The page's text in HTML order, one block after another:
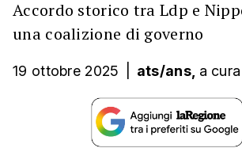
Accordo storico tra Ldp e
una coalizione di governo
19 ottobre 2025 ats/ans, a cura